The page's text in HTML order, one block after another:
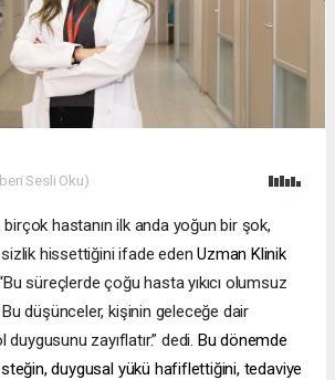
Sesli Oku)
birçok hastanın ilk anda yoğun bir şok,
hissettiğini ifade edenUzman Klinik
süreçlerde çoğu hasta yıkıcı olumsuz
Bu düşünceler, kişinin geleceğe dair
zayıflatır.” dedi. Bu dönemde
duygusal yükü hafiflettiğini, tedaviye